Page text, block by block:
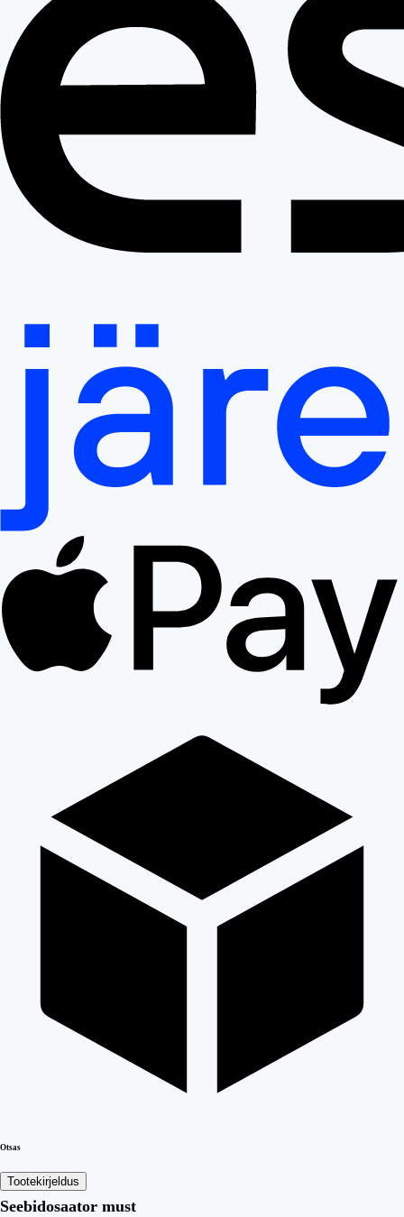
Otsas
Tootekirjeldus
Seebidosaator must